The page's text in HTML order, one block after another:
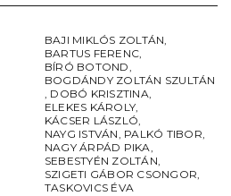
BAJI MIKLÓS ZOLTÁN,
BARTUS FERENC,
BÍRÓ BOTOND,
BOGDÁNDY ZOLTÁN SZULTÁN
, DOBÓ KRISZTINA,
ELEKES KÁROLY,
KÁCSER LÁSZLÓ,
NAYG ISTVÁN, PALKÓ TIBOR,
NAGY ÁRPÁD PIKA,
SEBESTYÉN ZOLTÁN,
SZIGETI GÁBOR CSONGOR,
TASKOVICS ÉVA